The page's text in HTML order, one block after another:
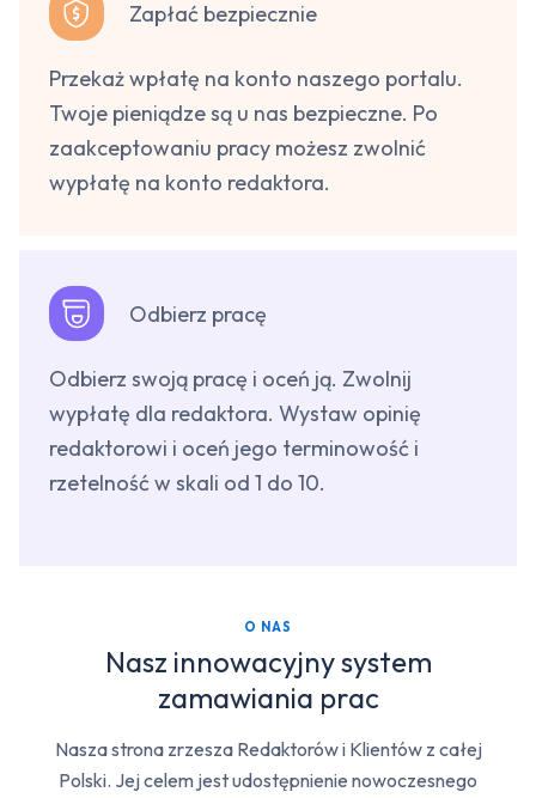
Zapłać bezpiecznie
Przekaż wpłatę na konto naszego portalu.
Twoje pieniądze są u nas bezpieczne. Po
zaakceptowaniu pracy możesz zwolnić
wypłatę na konto redaktora.
Odbierz pracę
Odbierz swoją pracę i oceń ją. Zwolnij
wypłatę dla redaktora. Wystaw opinię
redaktorowi i oceń jego terminowość i
rzetelność w skali od 1 do 10.
O NAS
Nasz innowacyjny system
zamawiania prac
Nasza strona zrzesza Redaktorów i Klientów z całej
Polski. Jej celem jest udostępnienie nowoczesnego